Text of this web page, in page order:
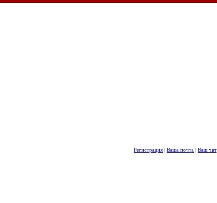
Регистрация | Ваша почта | Ваш чат